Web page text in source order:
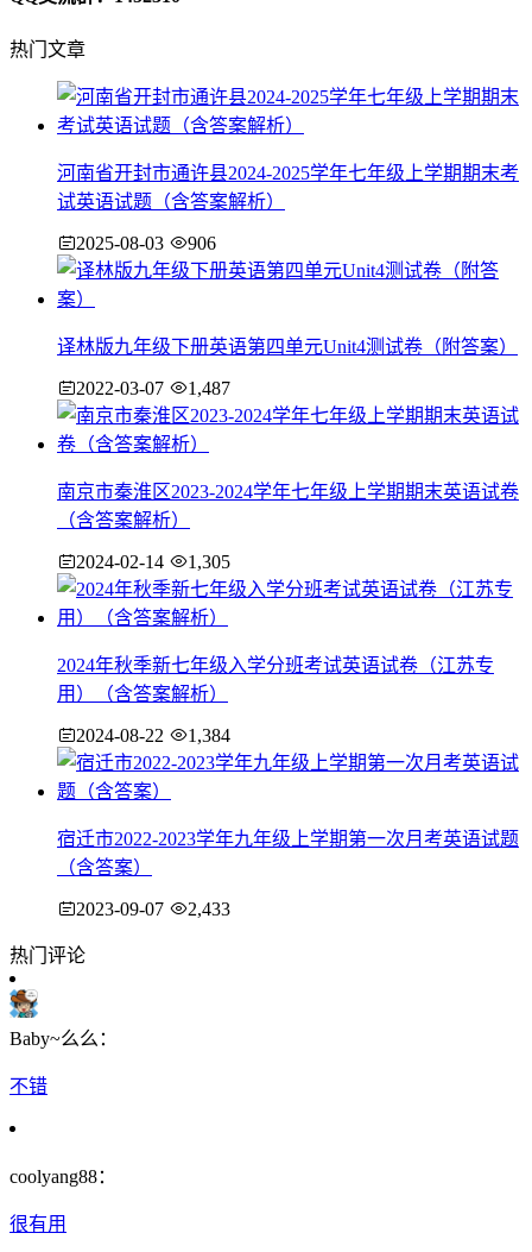
热门文章
河南省开封市通许县2024-2025学年七年级上学期期末考
试英语试题（含答案解析）
2025-08-03 906
译林版九年级下册英语第四单元Unit4测试卷（附答案）
2022-03-07 1,487
南京市秦淮区2023-2024学年七年级上学期期末英语试卷
（含答案解析）
2024-02-14 1,305
2024年秋季新七年级入学分班考试英语试卷（江苏专
用）（含答案解析）
2024-08-22 1,384
宿迁市2022-2023学年九年级上学期第一次月考英语试题
（含答案）
2023-09-07 2,433
热门评论
Baby~么么：
不错
coolyang88：
很有用